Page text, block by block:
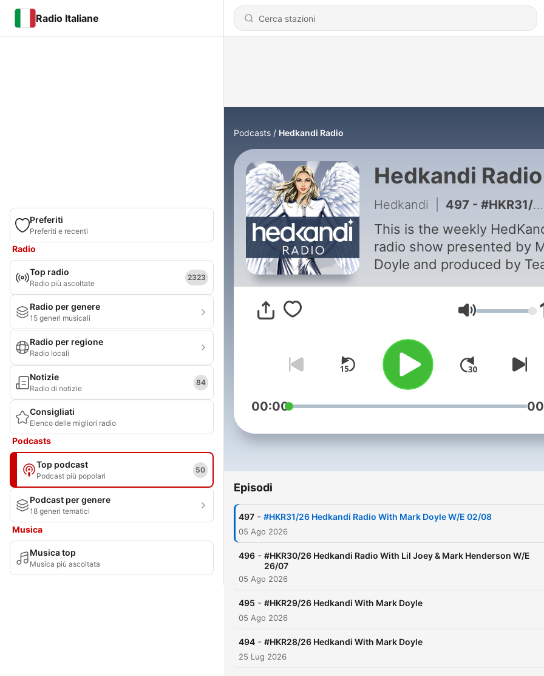
Radio Italiane
Preferiti
Preferiti e recenti
Radio
Top radio
Radio più ascoltate
2323
Radio per genere
15 generi musicali
Radio per regione
Radio locali
Notizie
Radio di notizie
84
Consigliati
Elenco delle migliori radio
Podcasts
Top podcast
Podcast più popolari
50
Podcast per genere
18 generi tematici
Musica
Musica top
Musica più ascoltata
Podcasts Hedkandi Radio
Hedkandi Radio
Hedkandi 497 - #HKR31/26 Hedkandi Radio With Mark Doyle W/E 02/08
This is the weekly
radio show presented by
Doyle and produced by
Volume
00:00
Episodi
497 - #HKR31/26 Hedkandi Radio With Mark Doyle W/E 02/08
05 Ago 2026
496 - #HKR30/26 Hedkandi Radio With Lil Joey & Mark Henderson W/E
26/07
05 Ago 2026
495 - #HKR29/26 Hedkandi With Mark Doyle
05 Ago 2026
494 - #HKR28/26 Hedkandi With Mark Doyle
25 Lug 2026